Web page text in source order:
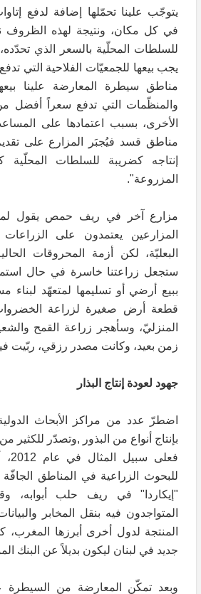
يتوجّب علينا تحمّلها إضافة لدفع
في كل مكان، ونتيجة لهذه الظروف
للسلطات المحلّية بالسعر الذي
يجب بيعها للجمعيّات الفلاحية التي
مناطق سيطرة المعارضة علينا
والمنظّمات التي تدفع سعراً أفضل
الأخرى، بسبب اعتمادها على
مناطق قسد فيُجبَر المزارع على
إنتاجه كضريبة للسلطات
المزروعة".
مزارع آخر في ريف حمص يقول
المزارعين يعتمدون على
البعليّة، لكن أزمة المحروقات
ستجعل زراعتنا خاسرة في حال
ببيع أرضي أو تسليمها لمتعهّد لبناء
قطعة أرض صغيرة لزراعة الخضروات
المنزليّ، وسأهجر زراعة القمح
زمن بعيد، وكانت مصدر رزقي، ربّيت
جهود لعودة إنتاج البذار
اضطرّ عدد من مراكز الأبحاث
بإنتاج أنواع من البذور ,وتصدّر للكثير
للبحوث الزراعية في المناطق
"إيكاردا" في ريف حلب أبوابه،
المتواجدون فيه بنقل المخابر
المنتجة لدول أخرى أبرزها المغرب،
جديد في لبنان ليكون بديلاً عن البنك
وبعد تمكّن المعارضة من السيطرة